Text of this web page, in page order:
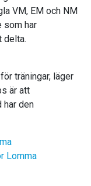
VM, EM och NM
som har
delta.
träningar, läger
är att
har den
Lomma